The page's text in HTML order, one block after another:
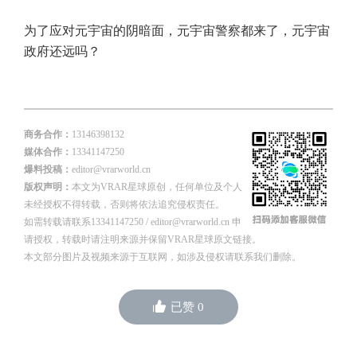
为了应对元宇宙的阴暗面，元宇宙警察都来了，元宇宙
政府还远吗？
商务合作： 13146398132
媒体合作： 13341147250
爆料投稿： editor@vrarworld.cn
版权声明： 本文为VRAR星球原创，任何单位及个人
未经授权不得转载，否则将依法追究侵权责任。
如需转载请联系13341147250 / editor@vrarworld.cn 申
请授权，转载时请注明来源并保留VRAR星球原文链接。
本文部分图片及视频来源于互联网，如涉及侵权请联系我们删除。
已赞 0